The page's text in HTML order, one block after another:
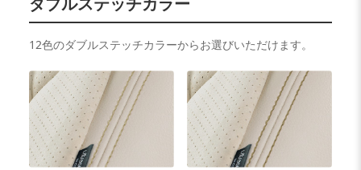
12色のダブルステッチカラーからお選びいただけます。